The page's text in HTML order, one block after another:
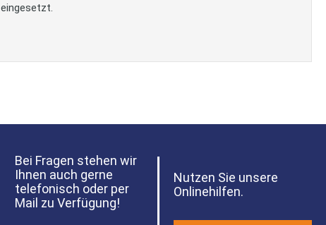
eingesetzt.
Bei Fragen stehen wir
Ihnen auch gerne
telefonisch oder per
Mail zu Verfügung!
Nutzen Sie unsere
Onlinehilfen.